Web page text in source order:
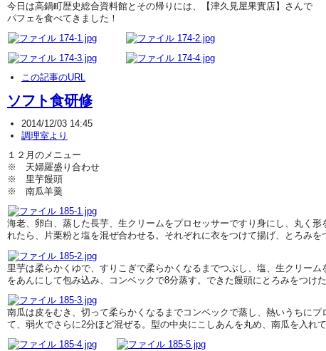
今日は高鍋町歴史総合資料館とその帰りには、【津久見屋果實店】さんで
パフェを食べてきました！
この記事のURL
ソフト食研修
2014/12/03 14:45
調理室より
１２月のメニュー
※ 天婦羅盛り合わせ
※ 里芋饅頭
※ 南瓜羊羹
海老、卵白、蒸した長芋、生クリームをプロセッサーですり身にし、丸く
れたら、片栗粉と塩を混ぜ合わせる。それぞれに衣をつけて揚げ、とろみ
里芋は柔らかくゆで、すりこぎで柔らかくなるまでつぶし、塩、生クリー
をあんにして包み込み、コンベックで8分蒸す。できた饅頭にとろみをつけ
南瓜は皮をむき、切って柔らかくなるまでコンベックで蒸し、熱いうちに
て、弱火でさらに2分ほど混ぜる。型の中央にこしあんを丸め、南瓜を入れ